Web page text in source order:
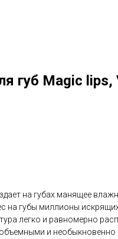
губ Magic lips,
на губах манящее
на губы миллионы
легко и равномерно
объемными и